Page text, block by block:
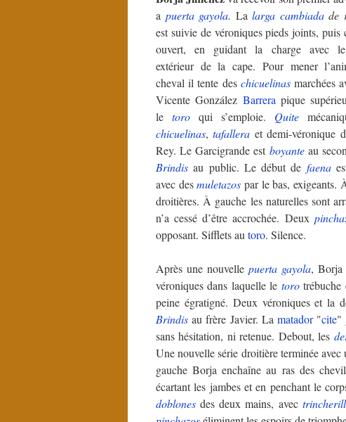
a puerta gayola. Lalarga cambiadade
est suivie de véroniques pieds joints, puis
ouvert, en guidant la charge avec le
extérieur de la cape. Pour mener
cheval il tente des chicuelinasmarchées
Vicente González Barrera pique
le toro qui s’emploie. Quite
chicuelinas,tafallera et demi-véronique
Rey. Le Garcigrande est boyanteau
Brindis au public. Le début de faena
avec desmuletazos par le bas,
droitières. À gauche les naturelles sont
n’a cessé d’être accrochée. Deux
opposant. Sifflets au toro. Silence.
Après une nouvelle puerta gayola, Borja
véroniques dans laquelle le torotrébuche
peine égratigné. Deux véroniques et la
Brindis au frère Javier. La matador"cite"
sans hésitation, ni retenue. Debout, les
Une nouvelle série droitière terminée avec
gauche Borja enchaîne au ras des
écartant les jambes et en penchant le
doblones des deux mains, avec